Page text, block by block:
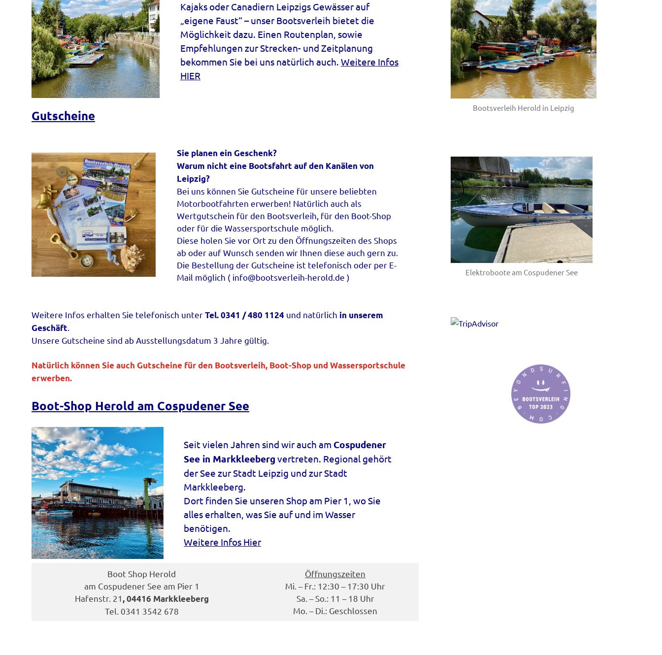
Kajaks oder Canadiern Leipzigs Gewässer auf
„eigene Faust“ – unser Bootsverleih bietet die
Möglichkeit dazu. Einen Routenplan, sowie
Empfehlungen zur Strecken- und Zeitplanung
bekommen Sie bei uns natürlich auch. Weitere Infos
HIER
Gutscheine
Sie planen ein Geschenk?
Warum nicht eine Bootsfahrt auf den Kanälen von
Leipzig?
Bei uns können Sie Gutscheine für unsere beliebten
Motorbootfahrten erwerben! Natürlich auch als
Wertgutschein für den Bootsverleih, für den Boot-Shop
oder für die Wassersportschule möglich.
Diese holen Sie vor Ort zu den Öffnungszeiten des Shops
ab oder auf Wunsch senden wir Ihnen diese auch gern zu.
Die Bestellung der Gutscheine ist telefonisch oder per E-
Mail möglich ( info@bootsverleih-herold.de )
Weitere Infos erhalten Sie telefonisch unterTel. 0341 / 480 1124 und natürlich in unserem
Geschäft
Unsere Gutscheine sind ab Ausstellungsdatum 3 Jahre gültig.
Natürlich können Sie auch Gutscheine für den Bootsverleih, Boot-Shop und Wassersportschule
erwerben.
Boot-Shop Herold am Cospudener See
Seit vielen Jahren sind wir auch am Cospudener
See in Markkleeberg vertreten. Regional gehört
der See zur Stadt Leipzig und zur Stadt
Markkleeberg.
Dort finden Sie unseren Shop am Pier 1, wo Sie
alles erhalten, was Sie auf und im Wasser
benötigen.
Weitere Infos Hier
Boot Shop Herold
am Cospudener See am Pier 1
Hafenstr. 21, 04416 Markkleeberg
Tel. 0341 3542 678
Öffnungszeiten
Mi. – Fr.: 12:30 – 17:30 Uhr
Sa. – So.: 11 – 18 Uhr
Mo. – Di.: Geschlossen
Bootsverleih Herold in Leipzig
Elektroboote am Cospudener See